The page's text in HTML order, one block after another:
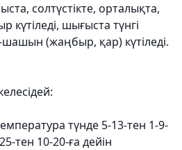
солтүстікте, орталықта,
шығыста түнгі
(жаңбыр, қар) күтіледі.
түнде 5-13-тен 1-9-
тен 10-20-ға дейін